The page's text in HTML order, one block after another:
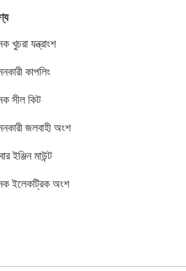
খুচরা যন্ত্রাংশ
কাপলিং
সীল কিট
জলবাহী অংশ
ইঞ্জিন মাউন্ট
ইলেকট্রিক অংশ